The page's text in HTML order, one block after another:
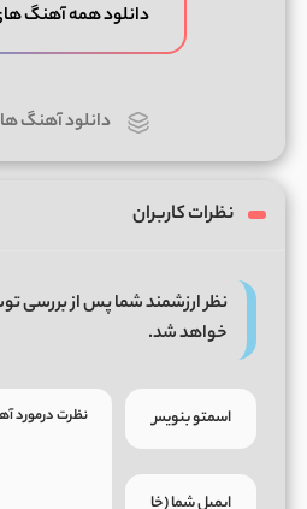
دانلود همه آهنگ
دانلود آهنگ
نظرات کاربران
نظر ارزشمند شما پس از بررسی
خواهد شد.